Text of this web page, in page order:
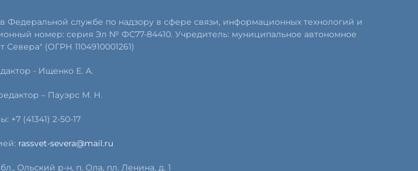
Федеральной службе по надзору в сфере связи, информационных технологий и
номер: серия Эл № ФС77-84410. Учредитель: муниципальное автономное
(ОГРН 1104910001261)
- Ищенко Е. А.
– Пауэрс М. Н.
+7 (41341) 2-50-17
rassvet-severa@mail.ru
Ольский р-н, п. Ола, пл. Ленина, д. 1